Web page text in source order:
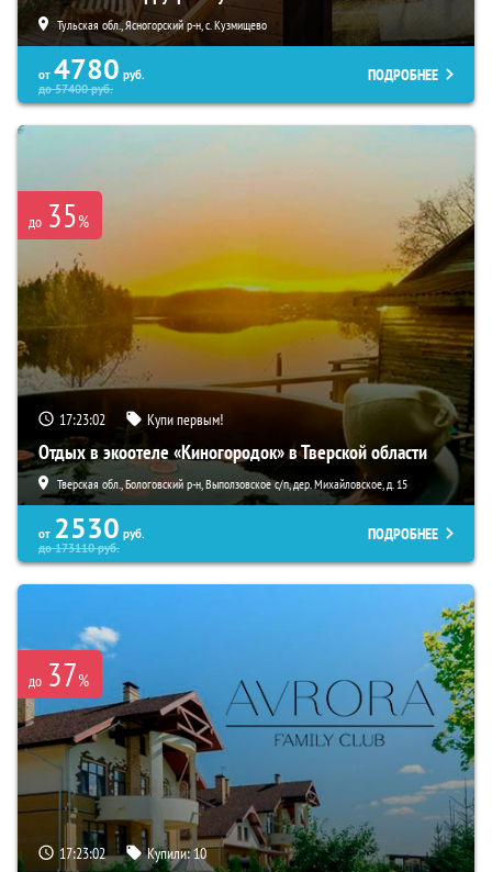
Тульская обл., Ясногорский р-н, с. Кузмищево
от 4780 руб.
до57400руб.
ПОДРОБНЕЕ
до 35%
17:23:02 Купи первым!
Отдых в экоотеле «Киногородок» в Тверской области
Тверская обл., Бологовский р-н, Выползовское с/п, дер. Михайловское, д. 15
от 2530 руб.
до173110руб.
ПОДРОБНЕЕ
до 37%
17:23:02 Купили:10